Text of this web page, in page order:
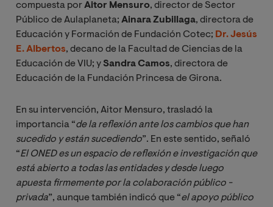
compuesta porAitor Mensuro, director de Sector
Público de Aulaplaneta; Ainara Zubillaga, directora de
Educación y Formación de Fundación Cotec; Dr. Jesús
E. Albertos, decano de la Facultad de Ciencias de la
Educación de VIU; y Sandra Camos, directora de
Educación de la Fundación Princesa de Girona.
En su intervención, Aitor Mensuro, trasladó la
importancia “de la reflexión ante los cambios que han
sucedido y están sucediendo”. En este sentido, señaló
“El ONED es un espacio de reflexión e investigación que
está abierto a todas las entidades y desde luego
apuesta firmemente por la colaboración público -
privada”, aunque también indicó que “el apoyo público